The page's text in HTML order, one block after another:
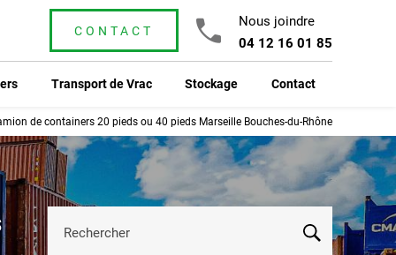
CONTACT
Nous joindre
04 12 16 01 85
Transport de Vrac Stockage Contact
de containers 20 pieds ou 40 pieds Marseille Bouches-du-Rhône
Rechercher